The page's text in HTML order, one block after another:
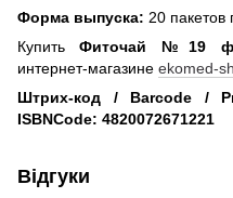
Форма выпуска: 20 пакетов
КупитьФиточай №19
интернет-магазине ekomed-
Штрих-код / ​​Barcode /
ISBNCode: 4820072671221
Відгуки